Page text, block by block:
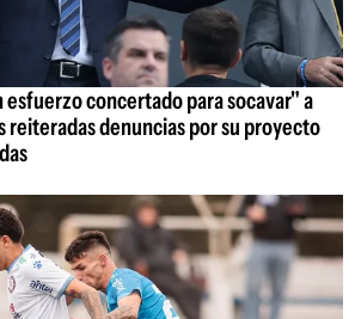
esfuerzo concertado para socavar" a
reiteradas denuncias por su proyecto